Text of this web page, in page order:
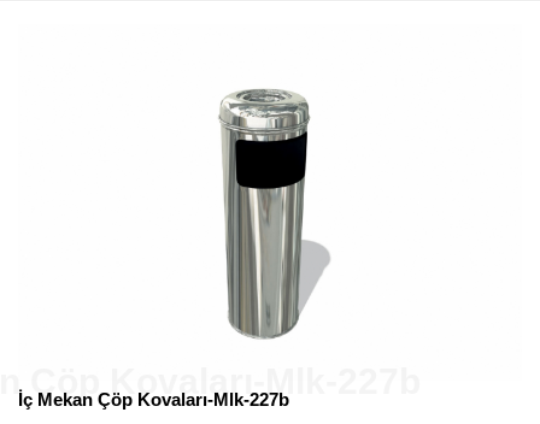
İç Mekan Çöp Kovaları-Mlk-227b